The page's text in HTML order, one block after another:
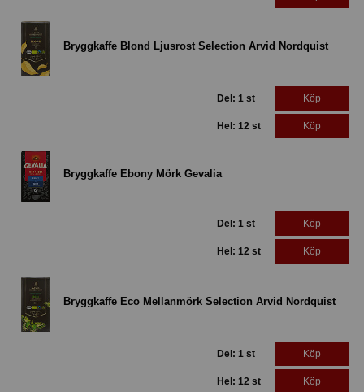
Bryggkaffe Blond Ljusrost Selection Arvid Nordquist
Del: 1 st Köp
Hel: 12 st Köp
Bryggkaffe Ebony Mörk Gevalia
Del: 1 st Köp
Hel: 12 st Köp
Bryggkaffe Eco Mellanmörk Selection Arvid Nordquist
Del: 1 st Köp
Hel: 12 st Köp